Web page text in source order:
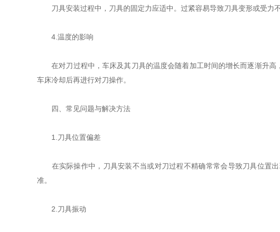
刀具安装过程中，刀具的固定力应适中。过紧容易导致刀具变形或受力
4.温度的影响
在对刀过程中，车床及其刀具的温度会随着加工时间的增长而逐渐升高
车床冷却后再进行对刀操作。
四、常见问题与解决方法
1.刀具位置偏差
在实际操作中，刀具安装不当或对刀过程不精确常常会导致刀具位置出
准。
2.刀具振动